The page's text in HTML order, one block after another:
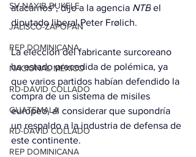
SV-NAYIB BUKELE
JALISCO-ZAPOPAN
REP DOMINICANA
NACIONAL MÉXICO
RD-DAVID COLLADO
GUATEMALA
RD-DAVID COLLADO
REP DOMINICANA
atacarnos”, dijo a la agencia NTB el
diputado liberal Peter Frølich.
La elección del fabricante surcoreano
ha estado precedida de polémica, ya
que varios partidos habían defendido la
compra de un sistema de misiles
europeo, al considerar que supondría
un respaldo a la industria de defensa de
este continente.